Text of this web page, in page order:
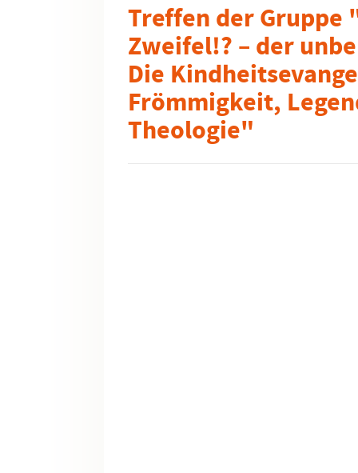
Treffen der Gruppe
Zweifel!? – der
Die
Frömmigkeit,
Theologie"